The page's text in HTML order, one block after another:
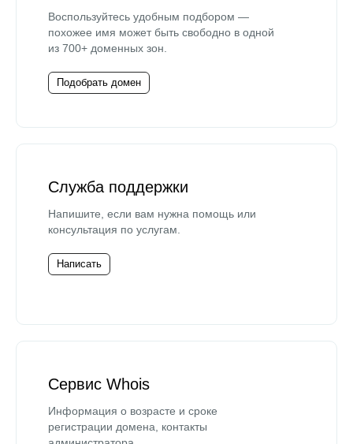
Воспользуйтесь удобным подбором —
похожее имя может быть свободно в одной
из 700+ доменных зон.
Подобрать домен
Служба поддержки
Напишите, если вам нужна помощь или
консультация по услугам.
Написать
Сервис Whois
Информация о возрасте и сроке
регистрации домена, контакты